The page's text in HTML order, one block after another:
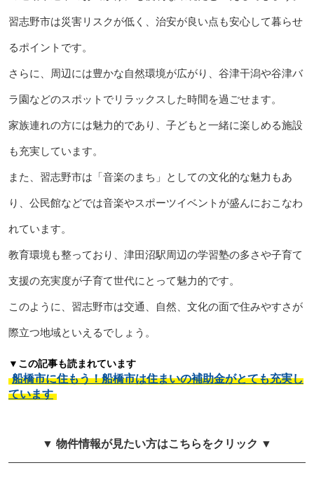
習志野市は災害リスクが低く、治安が良い点も安心して暮らせ
るポイントです。
さらに、周辺には豊かな自然環境が広がり、谷津干潟や谷津バ
ラ園などのスポットでリラックスした時間を過ごせます。
家族連れの方には魅力的であり、子どもと一緒に楽しめる施設
も充実しています。
また、習志野市は「音楽のまち」としての文化的な魅力もあ
り、公民館などでは音楽やスポーツイベントが盛んにおこなわ
れています。
教育環境も整っており、津田沼駅周辺の学習塾の多さや子育て
支援の充実度が子育て世代にとって魅力的です。
このように、習志野市は交通、自然、文化の面で住みやすさが
際立つ地域といえるでしょう。
▼この記事も読まれています
船橋市に住もう！船橋市は住まいの補助金がとても充実し
ています
▼ 物件情報が見たい方はこちらをクリック ▼